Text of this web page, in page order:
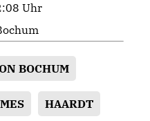
Uhr
BOCHUM
HAARDT